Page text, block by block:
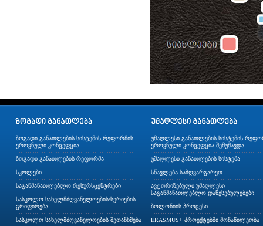
ზოგადი განათლების სისტემის რეფორმის
ეროვნული კონცეფცია
ზოგადი განათლების რეფორმა
სკოლები
საგანმანათლებლო რესურსცენტრები
სასკოლო სახელმძღვანელოების/სერიების
გრიფირება
სასკოლო სახელმძღვანელოების შეთანხმება
უმაღლესი განათლების სისტემის
ეროვნული კონცეფცია შემუშავდა
უმაღლესი განათლების სისტემა
სწავლება საზღვარგარეთ
ავტორიზებული უმაღლესი
საგანმანათლებლო დაწესებულებები
ბოლონიის პროცესი
ERASMUS+ პროექტებში მონაწილეობა